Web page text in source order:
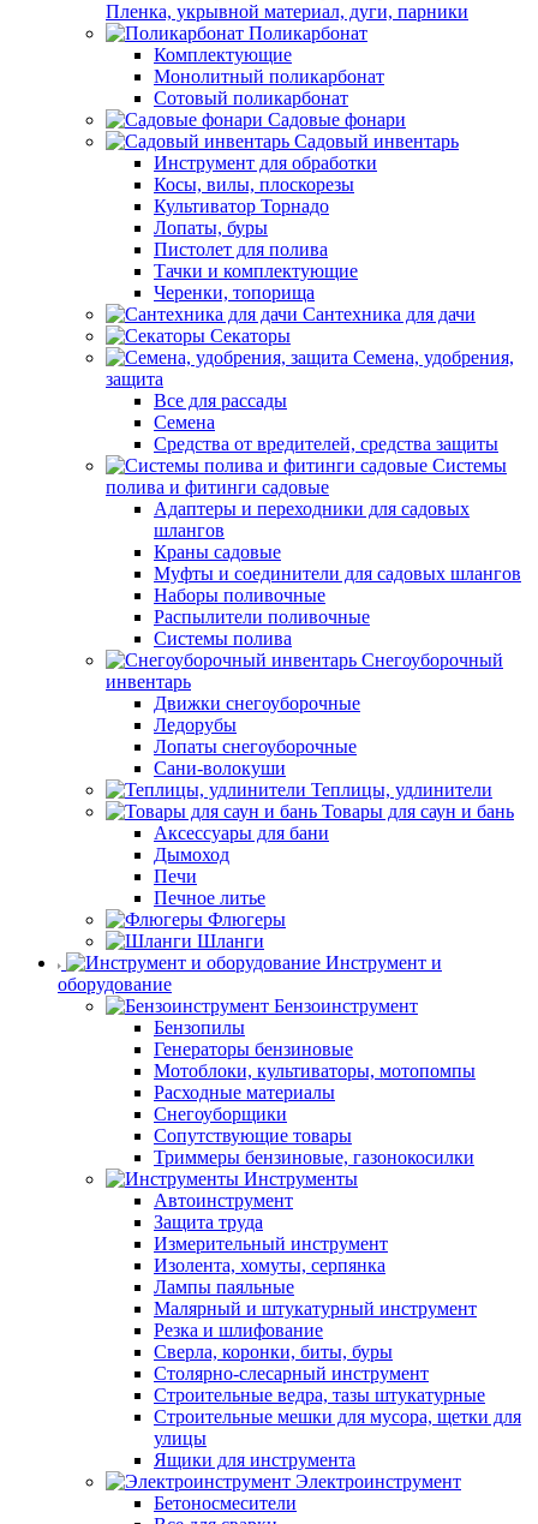
Пленка, укрывной материал, дуги, парники
Поликарбонат
Комплектующие
Монолитный поликарбонат
Сотовый поликарбонат
Садовые фонари
Садовый инвентарь
Инструмент для обработки
Косы, вилы, плоскорезы
Культиватор Торнадо
Лопаты, буры
Пистолет для полива
Тачки и комплектующие
Черенки, топорища
Сантехника для дачи
Секаторы
Семена, удобрения,
защита
Все для рассады
Семена
Средства от вредителей, средства защиты
Системы
полива и фитинги садовые
Адаптеры и переходники для садовых
шлангов
Краны садовые
Муфты и соединители для садовых шлангов
Наборы поливочные
Распылители поливочные
Системы полива
Снегоуборочный
инвентарь
Движки снегоуборочные
Ледорубы
Лопаты снегоуборочные
Сани-волокуши
Теплицы, удлинители
Товары для саун и бань
Аксессуары для бани
Дымоход
Печи
Печное литье
Флюгеры
Шланги
Инструмент и
оборудование
Бензоинструмент
Бензопилы
Генераторы бензиновые
Мотоблоки, культиваторы, мотопомпы
Расходные материалы
Снегоуборщики
Сопутствующие товары
Триммеры бензиновые, газонокосилки
Инструменты
Автоинструмент
Защита труда
Измерительный инструмент
Изолента, хомуты, серпянка
Лампы паяльные
Малярный и штукатурный инструмент
Резка и шлифование
Сверла, коронки, биты, буры
Столярно-слесарный инструмент
Строительные ведра, тазы штукатурные
Строительные мешки для мусора, щетки для
улицы
Ящики для инструмента
Электроинструмент
Бетоносмесители